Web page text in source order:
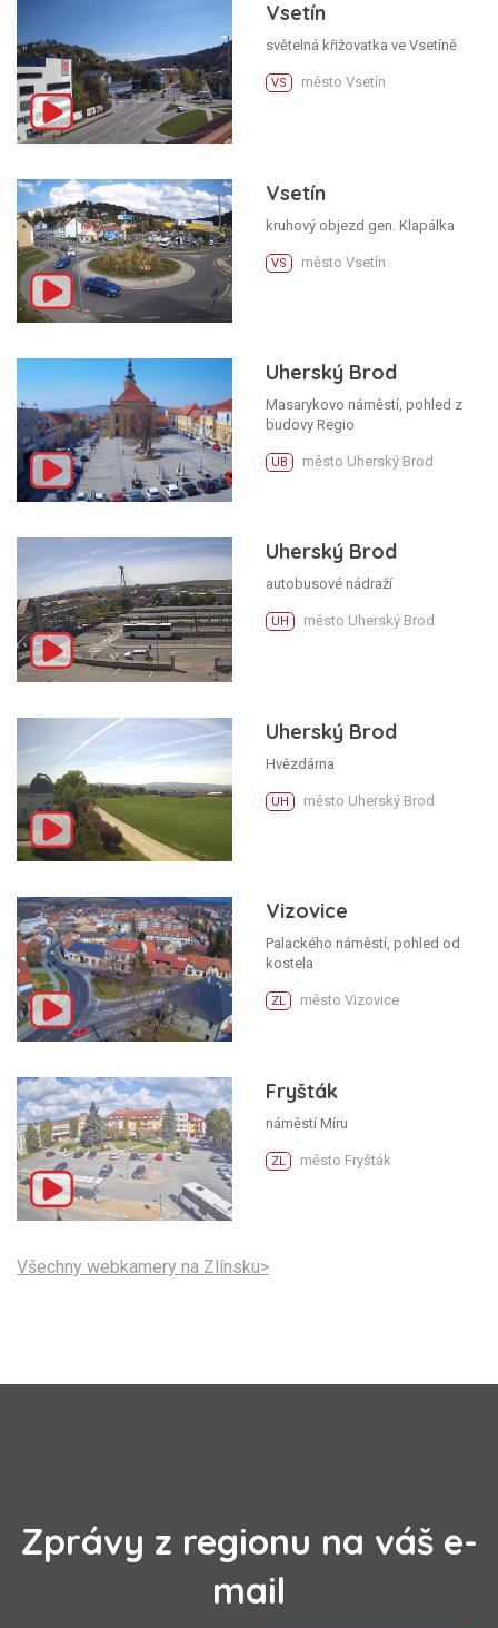
Vsetín
světelná křižovatka ve Vsetíně
VS město Vsetín
Vsetín
kruhový objezd gen. Klapálka
VS město Vsetín
Uherský Brod
Masarykovo náměstí, pohled z
budovy Regio
UB město Uherský Brod
Uherský Brod
autobusové nádraží
UH město Uherský Brod
Uherský Brod
Hvězdárna
UH město Uherský Brod
Vizovice
Palackého náměstí, pohled od
kostela
ZL město Vizovice
Fryšták
náměstí Míru
ZL město Fryšták
Všechny webkamery na Zlínsku>
Zprávy z regionu na váš e-
mail